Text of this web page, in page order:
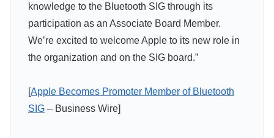
knowledge to the Bluetooth SIG through its
participation as an Associate Board Member.
We’re excited to welcome Apple to its new role in
the organization and on the SIG board.”
[Apple Becomes Promoter Member of Bluetooth
SIG– Business Wire]